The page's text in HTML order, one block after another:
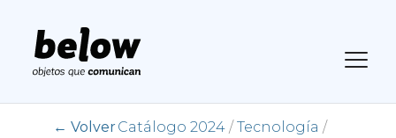
← VolverCatálogo 2024/ Tecnología /